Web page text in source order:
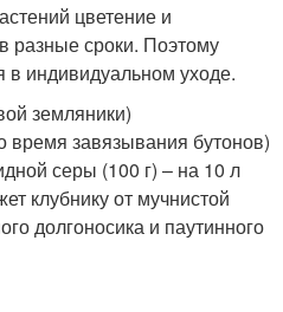
цветение и
разные сроки. Поэтому
в индивидуальном уходе.
земляники)
завязывания бутонов)
серы (100 г) – на 10 л
клубнику от мучнистой
долгоносика и паутинного